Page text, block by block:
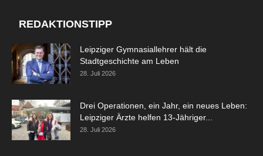
REDAKTIONSTIPP
Leipziger Gymnasiallehrer hält die
Stadtgeschichte am Leben
28. Juli 2026
Drei Operationen, ein Jahr, ein neues Leben:
Leipziger Ärzte helfen 13-Jähriger...
28. Juli 2026